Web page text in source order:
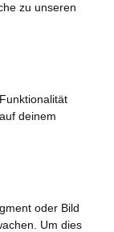
zu unseren
deinem
oder Bild
Um dies